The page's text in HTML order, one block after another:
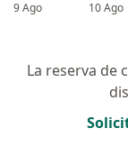
9 Ago 10 Ago
La reserva de